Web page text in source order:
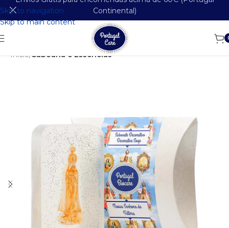
Skip to navigation
Skip to main content
Continental)
Início Saboaria e Essências